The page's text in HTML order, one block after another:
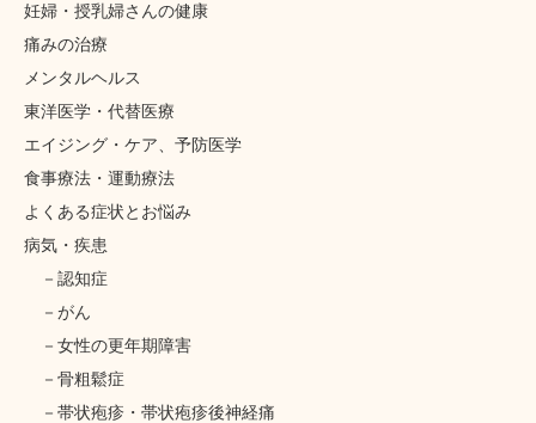
妊婦・授乳婦さんの健康
痛みの治療
メンタルヘルス
東洋医学・代替医療
エイジング・ケア、予防医学
食事療法・運動療法
よくある症状とお悩み
病気・疾患
認知症
がん
女性の更年期障害
骨粗鬆症
帯状疱疹・帯状疱疹後神経痛